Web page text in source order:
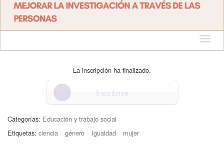
Idioma
La inscripción ha finalizado.
Inscribirse
Categorías: Educación y trabajo social
Etiquetas: ciencia género Igualdad mujer